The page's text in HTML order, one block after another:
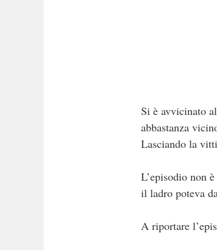
Si è avvicinato
abbastanza
Lasciando la
L’episodio non
il ladro poteva
A riportare